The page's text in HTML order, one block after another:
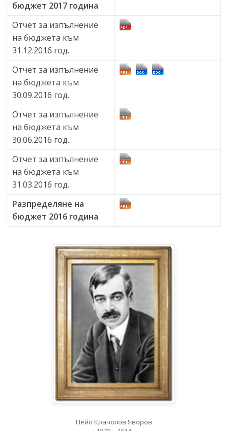
бюджет 2017 година
Отчет за изпълнение
на бюджета към
31.12.2016 год.
Отчет за изпълнение
на бюджета към
30.09.2016 год.
Отчет за изпълнение
на бюджета към
30.06.2016 год.
Отчет за изпълнение
на бюджета към
31.03.2016 год.
Разпределяне на
бюджет 2016 година
Пейо Крачолов Яворов